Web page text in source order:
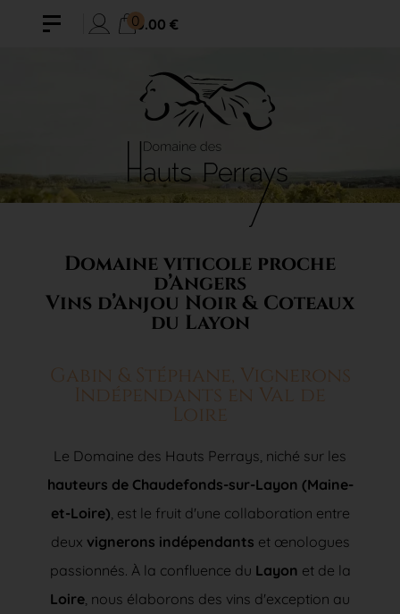
00.00 €
Domaine viticole proche
d’Angers
Vins d’Anjou Noir & Coteaux
du Layon
Gabin & Stéphane, Vignerons
Indépendants en Val de
Loire
Le Domaine des Hauts Perrays, niché sur les
hauteurs de Chaudefonds-sur-Layon (Maine-
et-Loire), est le fruit d'une collaboration entre
deux vignerons indépendants et œnologues
passionnés. À la confluence du Layon et de la
Loire, nous élaborons des vins d'exception au